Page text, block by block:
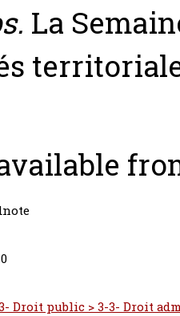
La
Droit public > 3-3- Droit